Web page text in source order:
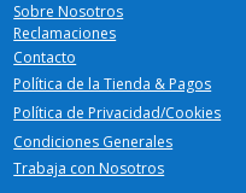
Sobre Nosotros
Reclamaciones
Contacto
Política de la Tienda & Pagos
Política de Privacidad/Cookies
Condiciones Generales
Trabaja con Nosotros